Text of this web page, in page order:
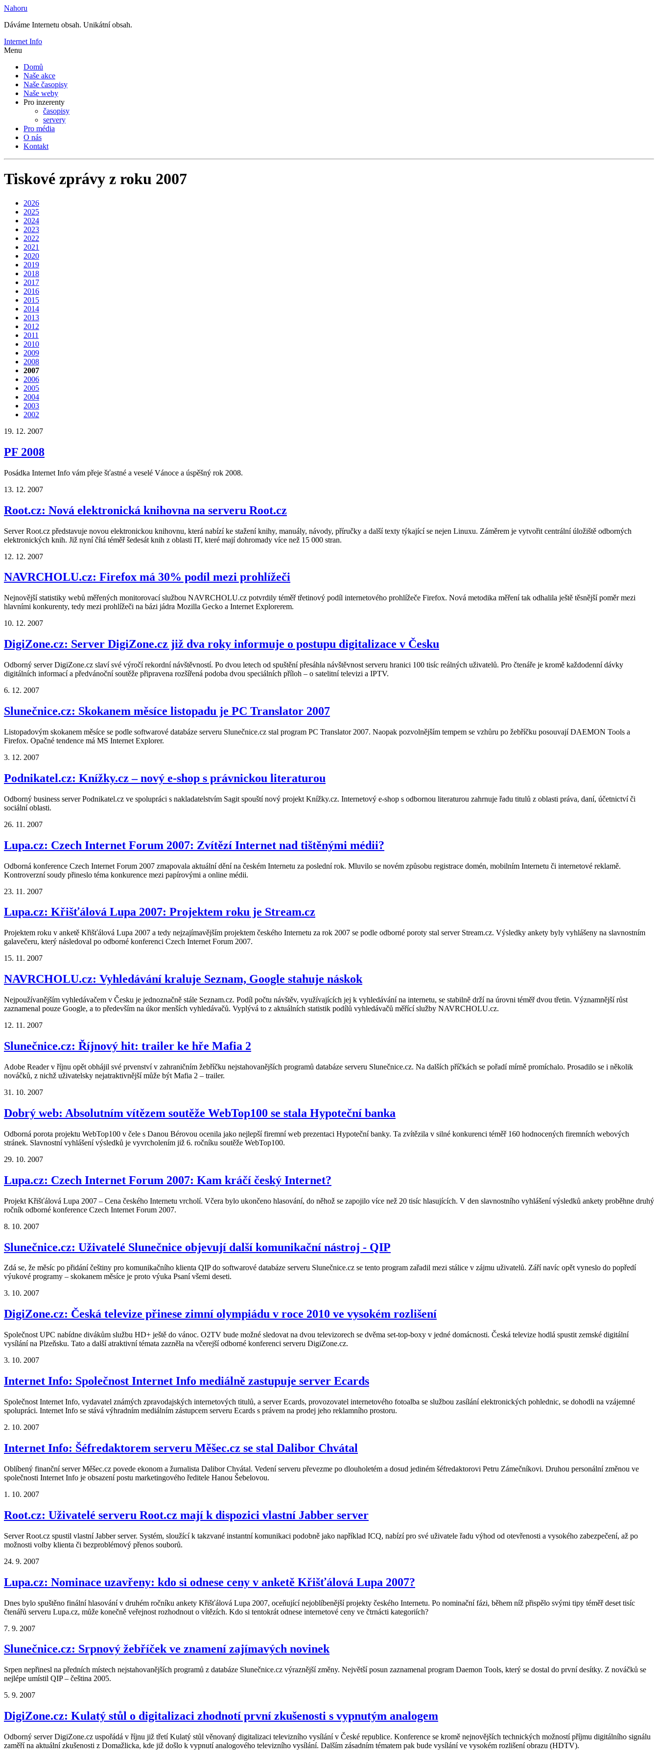
Nahoru
Dáváme Internetu obsah. Unikátní obsah.
Internet Info
Menu
Domů
Naše akce
Naše časopisy
Naše weby
Pro inzerenty
časopisy
servery
Pro média
O nás
Kontakt
Tiskové zprávy z roku 2007
2026
2025
2024
2023
2022
2021
2020
2019
2018
2017
2016
2015
2014
2013
2012
2011
2010
2009
2008
2007
2006
2005
2004
2003
2002
19. 12. 2007
PF 2008
Posádka Internet Info vám přeje šťastné a veselé Vánoce a úspěšný rok 2008.
13. 12. 2007
Root.cz: Nová elektronická knihovna na serveru Root.cz
Server Root.cz představuje novou elektronickou knihovnu, která nabízí ke stažení knihy, manuály, návody, příručky a další texty týkající se nejen Linuxu. Záměrem je vytvořit centrální úložiště odborných
elektronických knih. Již nyní čítá téměř šedesát knih z oblasti IT, které mají dohromady více než 15 000 stran.
12. 12. 2007
NAVRCHOLU.cz: Firefox má 30% podíl mezi prohlížeči
Nejnovější statistiky webů měřených monitorovací službou NAVRCHOLU.cz potvrdily téměř třetinový podíl internetového prohlížeče Firefox. Nová metodika měření tak odhalila ještě těsnější poměr mezi
hlavními konkurenty, tedy mezi prohlížeči na bázi jádra Mozilla Gecko a Internet Explorerem.
10. 12. 2007
DigiZone.cz: Server DigiZone.cz již dva roky informuje o postupu digitalizace v Česku
Odborný server DigiZone.cz slaví své výročí rekordní návštěvností. Po dvou letech od spuštění přesáhla návštěvnost serveru hranici 100 tisíc reálných uživatelů. Pro čtenáře je kromě každodenní dávky
digitálních informací a předvánoční soutěže připravena rozšířená podoba dvou speciálních příloh – o satelitní televizi a IPTV.
6. 12. 2007
Slunečnice.cz: Skokanem měsíce listopadu je PC Translator 2007
Listopadovým skokanem měsíce se podle softwarové databáze serveru Slunečnice.cz stal program PC Translator 2007. Naopak pozvolnějším tempem se vzhůru po žebříčku posouvají DAEMON Tools a
Firefox. Opačné tendence má MS Internet Explorer.
3. 12. 2007
Podnikatel.cz: Knížky.cz – nový e-shop s právnickou literaturou
Odborný business server Podnikatel.cz ve spolupráci s nakladatelstvím Sagit spouští nový projekt Knížky.cz. Internetový e-shop s odbornou literaturou zahrnuje řadu titulů z oblasti práva, daní, účetnictví či
sociální oblasti.
26. 11. 2007
Lupa.cz: Czech Internet Forum 2007: Zvítězí Internet nad tištěnými médii?
Odborná konference Czech Internet Forum 2007 zmapovala aktuální dění na českém Internetu za poslední rok. Mluvilo se novém způsobu registrace domén, mobilním Internetu či internetové reklamě.
Kontroverzní soudy přineslo téma konkurence mezi papírovými a online médii.
23. 11. 2007
Lupa.cz: Křišťálová Lupa 2007: Projektem roku je Stream.cz
Projektem roku v anketě Křišťálová Lupa 2007 a tedy nejzajímavějším projektem českého Internetu za rok 2007 se podle odborné poroty stal server Stream.cz. Výsledky ankety byly vyhlášeny na slavnostním
galavečeru, který následoval po odborné konferenci Czech Internet Forum 2007.
15. 11. 2007
NAVRCHOLU.cz: Vyhledávání kraluje Seznam, Google stahuje náskok
Nejpoužívanějším vyhledávačem v Česku je jednoznačně stále Seznam.cz. Podíl počtu návštěv, využívajících jej k vyhledávání na internetu, se stabilně drží na úrovni téměř dvou třetin. Významnější růst
zaznamenal pouze Google, a to především na úkor menších vyhledávačů. Vyplývá to z aktuálních statistik podílů vyhledávačů měřící služby NAVRCHOLU.cz.
12. 11. 2007
Slunečnice.cz: Říjnový hit: trailer ke hře Mafia 2
Adobe Reader v říjnu opět obhájil své prvenství v zahraničním žebříčku nejstahovanějších programů databáze serveru Slunečnice.cz. Na dalších příčkách se pořadí mírně promíchalo. Prosadilo se i několik
nováčků, z nichž uživatelsky nejatraktivnější může být Mafia 2 – trailer.
31. 10. 2007
Dobrý web: Absolutním vítězem soutěže WebTop100 se stala Hypoteční banka
Odborná porota projektu WebTop100 v čele s Danou Bérovou ocenila jako nejlepší firemní web prezentaci Hypoteční banky. Ta zvítězila v silné konkurenci téměř 160 hodnocených firemních webových
stránek. Slavnostní vyhlášení výsledků je vyvrcholením již 6. ročníku soutěže WebTop100.
29. 10. 2007
Lupa.cz: Czech Internet Forum 2007: Kam kráčí český Internet?
Projekt Křišťálová Lupa 2007 – Cena českého Internetu vrcholí. Včera bylo ukončeno hlasování, do něhož se zapojilo více než 20 tisíc hlasujících. V den slavnostního vyhlášení výsledků ankety proběhne druhý
ročník odborné konference Czech Internet Forum 2007.
8. 10. 2007
Slunečnice.cz: Uživatelé Slunečnice objevují další komunikační nástroj - QIP
Zdá se, že měsíc po přidání češtiny pro komunikačního klienta QIP do softwarové databáze serveru Slunečnice.cz se tento program zařadil mezi stálice v zájmu uživatelů. Září navíc opět vyneslo do popředí
výukové programy – skokanem měsíce je proto výuka Psaní všemi deseti.
3. 10. 2007
DigiZone.cz: Česká televize přinese zimní olympiádu v roce 2010 ve vysokém rozlišení
Společnost UPC nabídne divákům službu HD+ ještě do vánoc. O2TV bude možné sledovat na dvou televizorech se dvěma set-top-boxy v jedné domácnosti. Česká televize hodlá spustit zemské digitální
vysílání na Plzeňsku. Tato a další atraktivní témata zazněla na včerejší odborné konferenci serveru DigiZone.cz.
3. 10. 2007
Internet Info: Společnost Internet Info mediálně zastupuje server Ecards
Společnost Internet Info, vydavatel známých zpravodajských internetových titulů, a server Ecards, provozovatel internetového fotoalba se službou zasílání elektronických pohlednic, se dohodli na vzájemné
spolupráci. Internet Info se stává výhradním mediálním zástupcem serveru Ecards s právem na prodej jeho reklamního prostoru.
2. 10. 2007
Internet Info: Šéfredaktorem serveru Měšec.cz se stal Dalibor Chvátal
Oblíbený finanční server Měšec.cz povede ekonom a žurnalista Dalibor Chvátal. Vedení serveru převezme po dlouholetém a dosud jediném šéfredaktorovi Petru Zámečníkovi. Druhou personální změnou ve
společnosti Internet Info je obsazení postu marketingového ředitele Hanou Šebelovou.
1. 10. 2007
Root.cz: Uživatelé serveru Root.cz mají k dispozici vlastní Jabber server
Server Root.cz spustil vlastní Jabber server. Systém, sloužící k takzvané instantní komunikaci podobně jako například ICQ, nabízí pro své uživatele řadu výhod od otevřenosti a vysokého zabezpečení, až po
možnosti volby klienta či bezproblémový přenos souborů.
24. 9. 2007
Lupa.cz: Nominace uzavřeny: kdo si odnese ceny v anketě Křišťálová Lupa 2007?
Dnes bylo spuštěno finální hlasování v druhém ročníku ankety Křišťálová Lupa 2007, oceňující nejoblíbenější projekty českého Internetu. Po nominační fázi, během níž přispělo svými tipy téměř deset tisíc
čtenářů serveru Lupa.cz, může konečně veřejnost rozhodnout o vítězích. Kdo si tentokrát odnese internetové ceny ve čtrnácti kategoriích?
7. 9. 2007
Slunečnice.cz: Srpnový žebříček ve znamení zajímavých novinek
Srpen nepřinesl na předních místech nejstahovanějších programů z databáze Slunečnice.cz výraznější změny. Největší posun zaznamenal program Daemon Tools, který se dostal do první desítky. Z nováčků se
nejlépe umístil QIP – čeština 2005.
5. 9. 2007
DigiZone.cz: Kulatý stůl o digitalizaci zhodnotí první zkušenosti s vypnutým analogem
Odborný server DigiZone.cz uspořádá v říjnu již třetí Kulatý stůl věnovaný digitalizaci televizního vysílání v České republice. Konference se kromě nejnovějších technických možností příjmu digitálního signálu
zaměří na aktuální zkušenosti z Domažlicka, kde již došlo k vypnutí analogového televizního vysílání. Dalším zásadním tématem pak bude vysílání ve vysokém rozlišení obrazu (HDTV).